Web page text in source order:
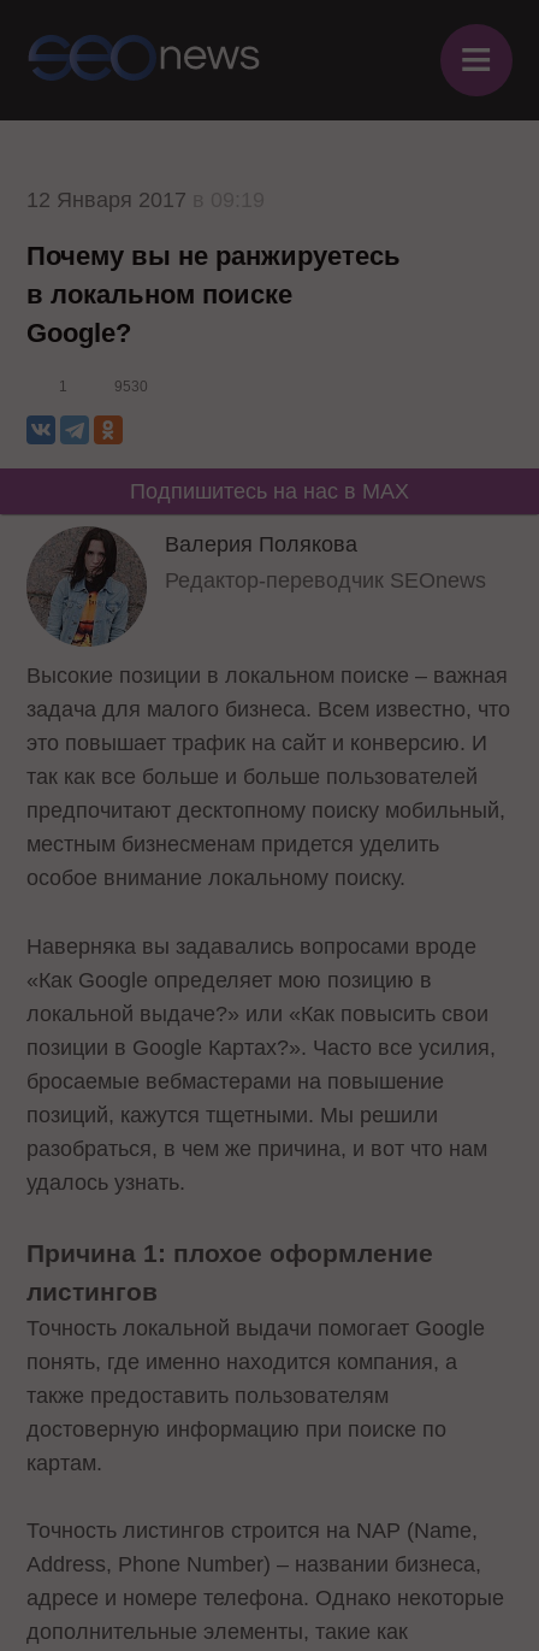
≡
12 Января 2017
Почему вы не ранжируетесь
в локальном поиске
Google?
1 9530
Подпишитесь на нас в MAX
Валерия Полякова
Редактор-переводчик SEOnews
Высокие позиции в локальном поиске – важная
задача для малого бизнеса. Всем известно, что
это повышает трафик на сайт и конверсию. И
так как все больше и больше пользователей
предпочитают десктопному поиску мобильный,
местным бизнесменам придется уделить
особое внимание локальному поиску.
Наверняка вы задавались вопросами вроде
«Как Google определяет мою позицию в
локальной выдаче?» или «Как повысить свои
позиции в Google Картах?». Часто все усилия,
бросаемые вебмастерами на повышение
позиций, кажутся тщетными. Мы решили
разобраться, в чем же причина, и вот что нам
удалось узнать.
Причина 1: плохое оформление
листингов
Точность локальной выдачи помогает Google
понять, где именно находится компания, а
также предоставить пользователям
достоверную информацию при поиске по
картам.
Точность листингов строится на NAP (Name,
Address, Phone Number) – названии бизнеса,
адресе и номере телефона. Однако некоторые
дополнительные элементы, такие как